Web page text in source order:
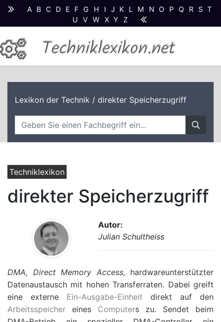
A B C D E F G H I J K L M N O P Q R S T
U
V W X Y Z
Techniklexikon.net
Lexikon der Technik / direkter Speicherzugriff
Techniklexikon
direkter Speicherzugriff
Autor:
Julian Schultheiss
DMA, Direct Memory Access, hardwareunterstützter
Datenaustausch mit hohen Transferraten. Dabei greift
eine externe Ein-Ausgabe-Einheit direkt auf den
Arbeitsspeicher eines Computers zu. Sendet beim